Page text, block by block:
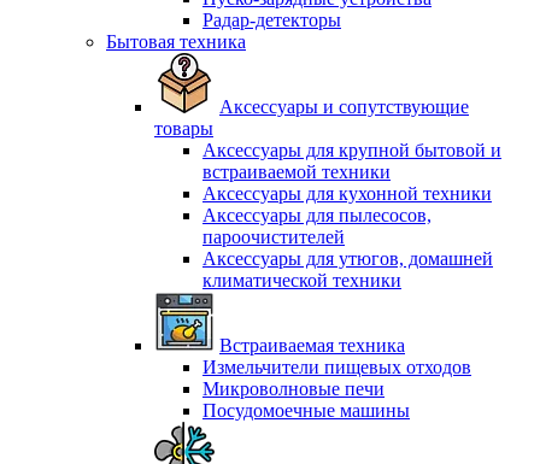
Радар-детекторы
Бытовая техника
Аксессуары и сопутствующие
товары
Аксессуары для крупной бытовой и
встраиваемой техники
Аксессуары для кухонной техники
Аксессуары для пылесосов,
пароочистителей
Аксессуары для утюгов, домашней
климатической техники
Встраиваемая техника
Измельчители пищевых отходов
Микроволновые печи
Посудомоечные машины